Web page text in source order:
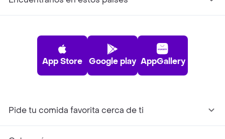
App Store Google play AppGallery
Pide tu comida favorita cerca de ti